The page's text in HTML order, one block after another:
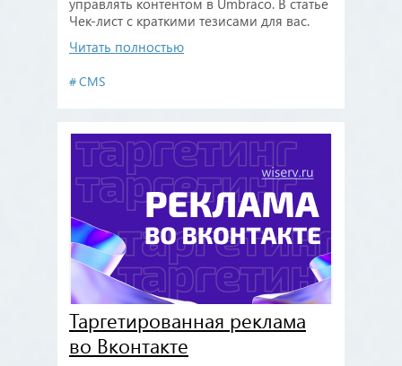
управлять контентом в Umbraco. В статье
Чек-лист с краткими тезисами для вас.
Читать полностью
CMS
Таргетированная реклама
во Вконтакте